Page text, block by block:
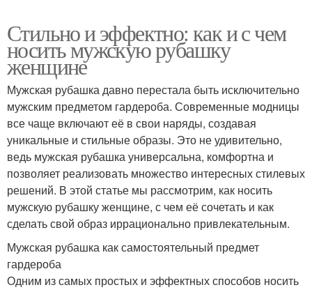
Стильно и эффектно: как и с чем
носить мужскую рубашку
женщине
Мужская рубашка давно перестала быть исключительно
мужским предметом гардероба. Современные модницы
все чаще включают её в свои наряды, создавая
уникальные и стильные образы. Это не удивительно,
ведь мужская рубашка универсальна, комфортна и
позволяет реализовать множество интересных стилевых
решений. В этой статье мы рассмотрим, как носить
мужскую рубашку женщине, с чем её сочетать и как
сделать свой образ иррационально привлекательным.
Мужская рубашка как самостоятельный предмет
гардероба
Одним из самых простых и эффектных способов носить